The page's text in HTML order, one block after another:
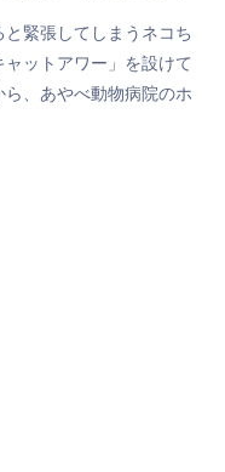
緊張してしまうネコち
ットアワー」を設けて
、あやべ動物病院のホ